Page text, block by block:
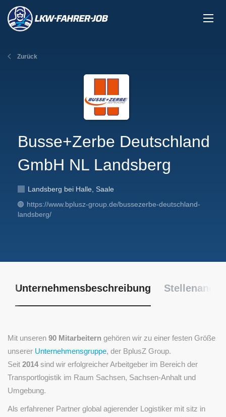
Zurück
Busse+Zerbe Deutschland
GmbH NL Landsberg
Landsberg bei Halle, Saale
https://www.bplusz-group.de/bussezerbe-deutschland-
landsberg/
Unternehmensbeschreibung
Mit unseren 90 Mitarbeitern gehören wir zu einer festen Größe
unserer Unternehmensgruppe, der BplusZ Group.
Seit 2014 sind wir erfolgreicher Arbeitgeber im Bereich der
Transportlogistik im Raum Sachsen, Sachsen-Anhalt und
Umgebung.
Als erfahrener Partner global agierender Logistiker mit sitz in